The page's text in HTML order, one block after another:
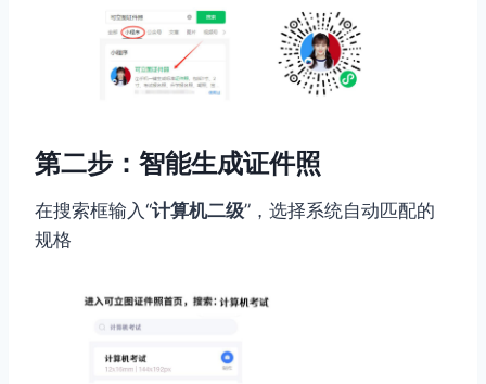
第二步：智能生成证件照
在搜索框输入“计算机二级”，选择系统自动匹配的
规格